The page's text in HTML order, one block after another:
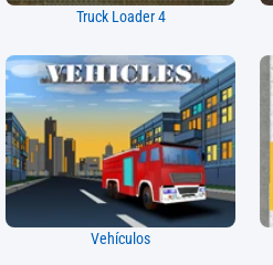
Truck Loader 4
Vehículos